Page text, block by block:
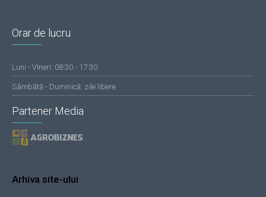
Orar de lucru
Luni - VIneri: 08:30 - 17:30
Sâmbătă - Duminică: zile libere
Partener Media
Arhiva site-ului